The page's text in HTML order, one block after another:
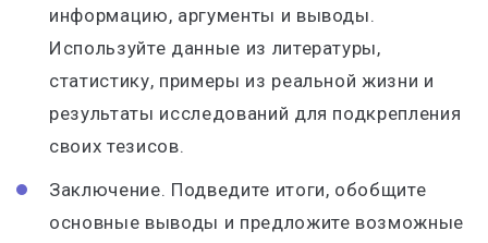
информацию, аргументы и выводы.
Используйте данные из литературы,
статистику, примеры из реальной жизни и
результаты исследований для подкрепления
своих тезисов.
Заключение. Подведите итоги, обобщите
основные выводы и предложите возможные